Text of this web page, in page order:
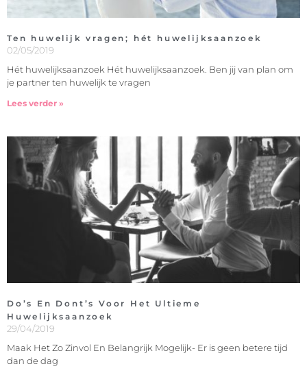
Ten huwelijk vragen; hét huwelijksaanzoek
02/05/2019
Hét huwelijksaanzoek Hét huwelijksaanzoek. Ben jij van plan om
je partner ten huwelijk te vragen
Lees verder »
Do’s En Dont’s Voor Het Ultieme
Huwelijksaanzoek
29/04/2019
Maak Het Zo Zinvol En Belangrijk Mogelijk- Er is geen betere tijd
dan de dag